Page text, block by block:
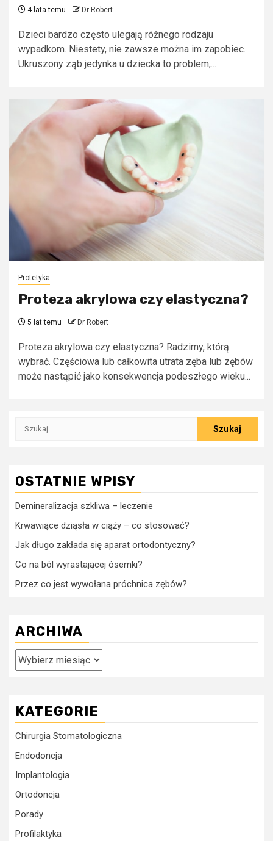
4 lata temu Dr Robert
Dzieci bardzo często ulegają różnego rodzaju
wypadkom. Niestety, nie zawsze można im zapobiec.
Ukruszony ząb jedynka u dziecka to problem,...
Protetyka
Proteza akrylowa czy elastyczna?
5 lat temu Dr Robert
Proteza akrylowa czy elastyczna? Radzimy, którą
wybrać. Częściowa lub całkowita utrata zęba lub zębów
może nastąpić jako konsekwencja podeszłego wieku...
Szukaj:
OSTATNIE WPISY
Demineralizacja szkliwa – leczenie
Krwawiące dziąsła w ciąży – co stosować?
Jak długo zakłada się aparat ortodontyczny?
Co na ból wyrastającej ósemki?
Przez co jest wywołana próchnica zębów?
ARCHIWA
Archiwa
KATEGORIE
Chirurgia Stomatologiczna
Endodoncja
Implantologia
Ortodoncja
Porady
Profilaktyka